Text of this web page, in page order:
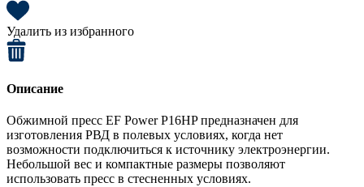
Удалить из избранного
Описание
Обжимной пресс EF Power P16HP предназначен для
изготовления РВД в полевых условиях, когда нет
возможности подключиться к источнику электроэнергии.
Небольшой вес и компактные размеры позволяют
использовать пресс в стесненных условиях.